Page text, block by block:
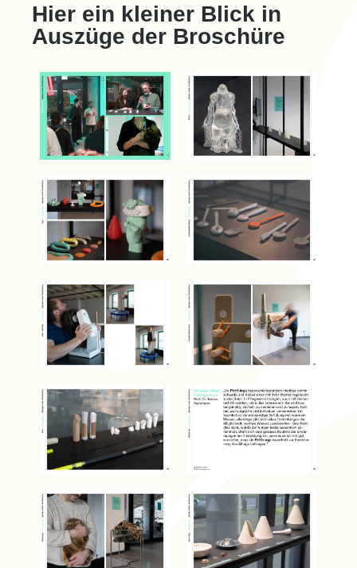
Hier ein kleiner Blick in
Auszüge der Broschüre